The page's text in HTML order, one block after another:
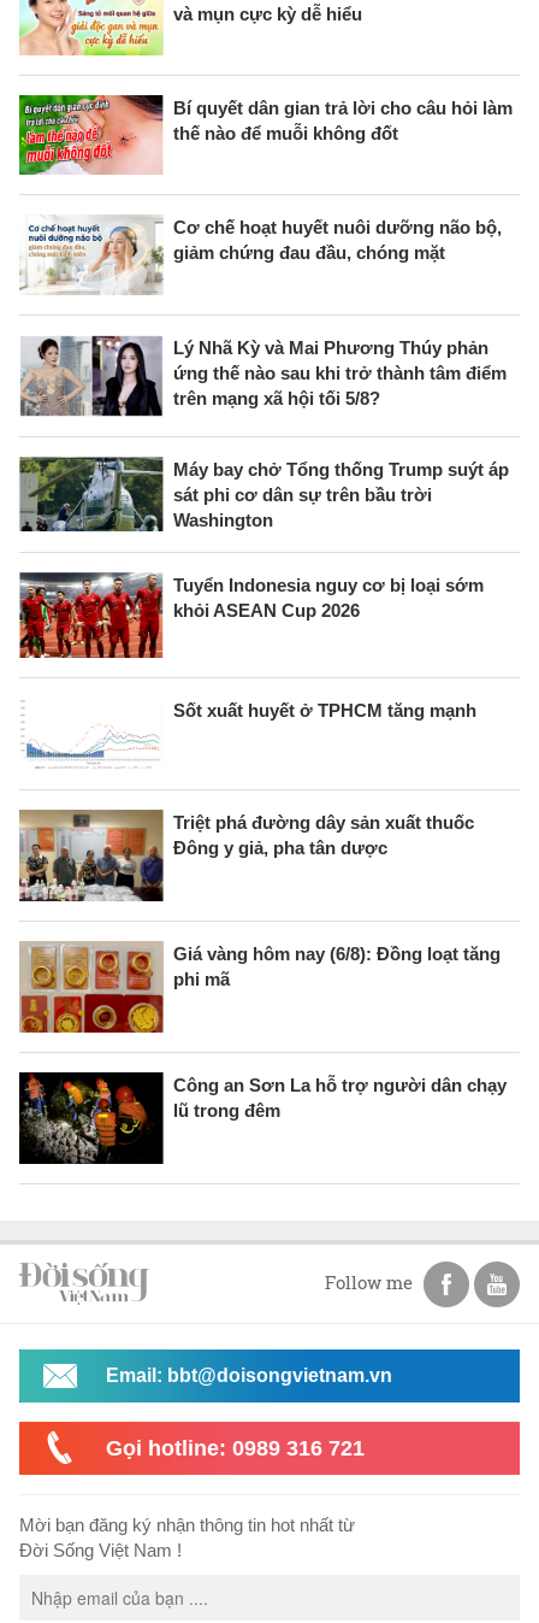
và mụn cực kỳ dễ hiểu
Bí quyết dân gian trả lời cho câu hỏi làm
thế nào để muỗi không đốt
Cơ chế hoạt huyết nuôi dưỡng não bộ,
giảm chứng đau đầu, chóng mặt
Lý Nhã Kỳ và Mai Phương Thúy phản
ứng thế nào sau khi trở thành tâm điểm
trên mạng xã hội tối 5/8?
Máy bay chở Tổng thống Trump suýt áp
sát phi cơ dân sự trên bầu trời
Washington
Tuyển Indonesia nguy cơ bị loại sớm
khỏi ASEAN Cup 2026
Sốt xuất huyết ở TPHCM tăng mạnh
Triệt phá đường dây sản xuất thuốc
Đông y giả, pha tân dược
Giá vàng hôm nay (6/8): Đồng loạt tăng
phi mã
Công an Sơn La hỗ trợ người dân chạy
lũ trong đêm
Follow me
Email: bbt@doisongvietnam.vn
Gọi hotline: 0989 316 721
Mời bạn đăng ký nhận thông tin hot nhất từ
Đời Sống Việt Nam !